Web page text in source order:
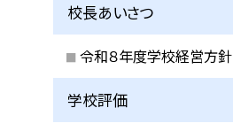
校長あいさつ
令和８年度学校経営方針
学校評価